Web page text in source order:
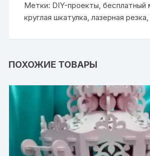
Метки: DIY-проекты,бесплатный
круглая шкатулка,лазерная резка
ПОХОЖИЕ ТОВАРЫ